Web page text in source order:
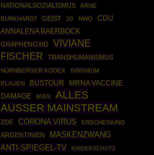
NATIONALSOZIALISMUS
ARNE
BURKHARDT
GEIST 2G NWO CDU
ANNALENA BAERBOCK
GRAPHENOXID
VIVIANE
FISCHER
TRANSHUMANISMUS
NÜRNBERGER KODEX
SINSHEIM
PLAUEN
BUSTOUR
MRNA VACCINE
DAMAGE
WIEN
ALLES
AUSSER MAINSTREAM
ZDF CORONA VIRUS ERSCHEINUNG
ARGENTINIEN
MASKENZWANG
ANTI-SPIEGEL-TV
KINDERSCHUTZ